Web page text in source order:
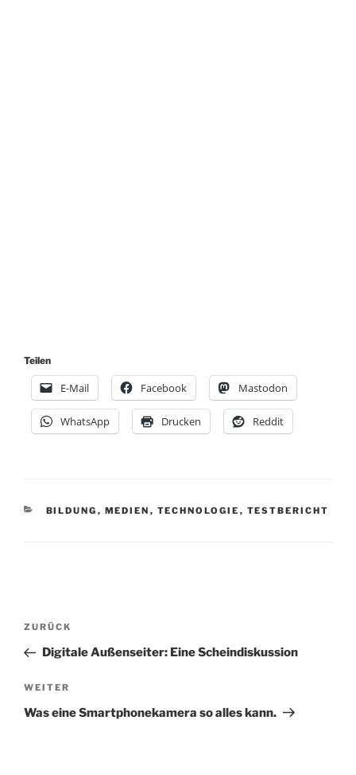
Teilen
E-Mail Facebook Mastodon
WhatsApp Drucken Reddit
KATEGORIEN
BILDUNG , MEDIEN , TECHNOLOGIE , TESTBERICHT
Beitragsnavigation
Vorheriger
Beitrag
ZURÜCK
Digitale Außenseiter: Eine Scheindiskussion
Nächster
Beitrag
WEITER
Was eine Smartphonekamera so alles kann.